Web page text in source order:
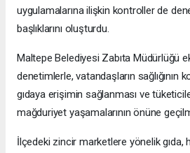
uygulamalarına ilişkin kontroller de
başlıklarını oluşturdu.
Maltepe Belediyesi Zabıta Müdürlüğü
denetimlerle, vatandaşların sağlığının
gıdaya erişimin sağlanması ve
mağduriyet yaşamalarının önüne
İlçedeki zincir marketlere yönelik gıda,